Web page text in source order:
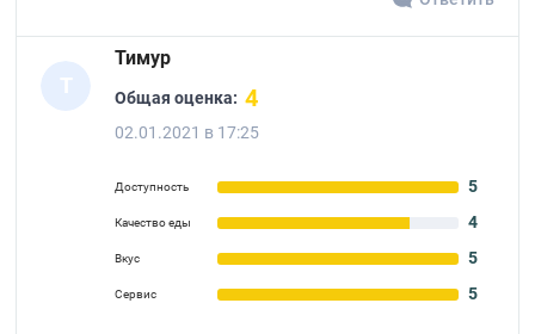
Т
Тимур
Общая оценка: 4
02.01.2021 в 17:25
Доступность 5
Качество еды 4
Вкус 5
Сервис 5